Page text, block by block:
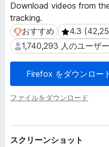
Download videos from
tracking.
おすすめ
おすすめ 4.3 (42,255
4.3
1,740,293 人のユーザー
1,740,293 人のユーザー
Firefox をダウンロー
ファイルをダウンロード
デ
ー
タ
スクリーンショット